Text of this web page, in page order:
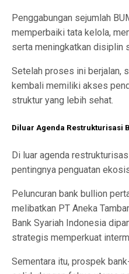
Penggabungan sejumlah
memperbaiki tata kelola,
serta meningkatkan disiplin
Setelah proses ini berjalan,
kembali memiliki akses
struktur yang lebih sehat.
Diluar Agenda Restrukturisasi
Di luar agenda
pentingnya penguatan
Peluncuran bank bullion
melibatkan PT Aneka
Bank Syariah Indonesia
strategis memperkuat
Sementara itu, prospek